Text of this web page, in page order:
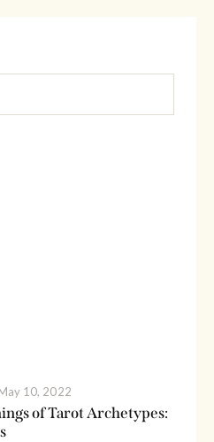
10, 2022
of Tarot Archetypes: